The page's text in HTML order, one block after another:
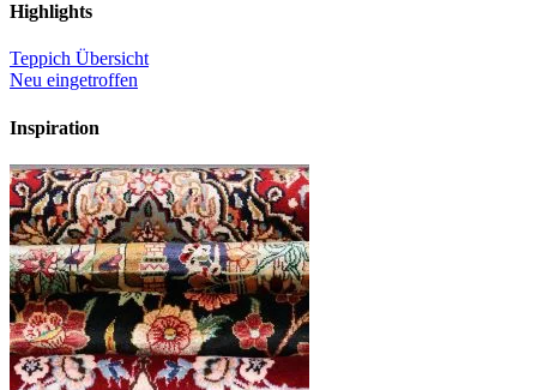
Highlights
Teppich Übersicht
Neu eingetroffen
Inspiration